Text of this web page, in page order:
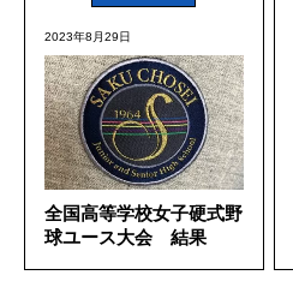
2023年8月29日
全国高等学校女子硬式野
球ユース大会 結果